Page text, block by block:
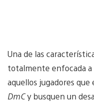
Una de las
totalmente enfocada
aquellos jugadores
DmCy busquen un